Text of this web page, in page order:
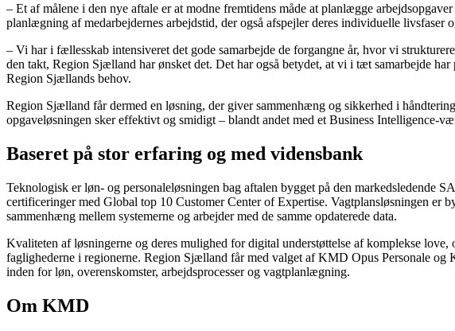
– Et af målene i den nye aftale er at modne fremtidens måde at planlægge
planlægning af medarbejdernes arbejdstid, der også afspejler deres individuelle
– Vi har i fællesskab intensiveret det gode samarbejde de forgangne år, hvor vi
den takt, Region Sjælland har ønsket det. Det har også betydet, at vi i tæt samarbejde
Region Sjællands behov.
Region Sjælland får dermed en løsning, der giver sammenhæng og sikkerhed i
opgaveløsningen sker effektivt og smidigt – blandt andet med et Business Intelligence-
Baseret på stor erfaring og med vidensbank
Teknologisk er løn- og personaleløsningen bag aftalen bygget på den
certificeringer med Global top 10 Customer Center of Expertise. Vagtplansløsningen er
sammenhæng mellem systemerne og arbejder med de samme opdaterede data.
Kvaliteten af løsningerne og deres mulighed for digital understøttelse af komplekse
faglighederne i regionerne. Region Sjælland får med valget af KMD Opus Personale og
inden for løn, overenskomster, arbejdsprocesser og vagtplanlægning.
Om KMD